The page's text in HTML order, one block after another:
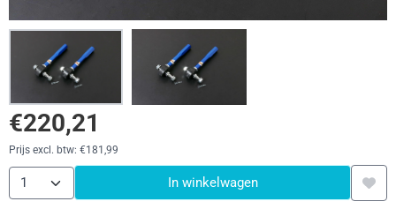
€220,21
Prijs excl. btw: €181,99
Aantal In winkelwagen